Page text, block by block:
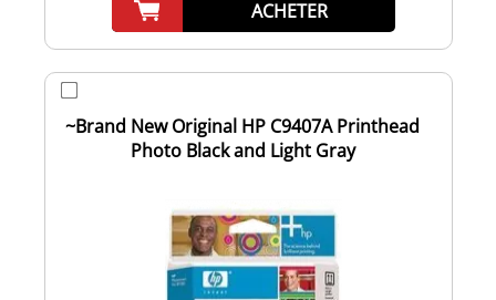
ACHETER
~Brand New Original HP C9407A Printhead
Photo Black and Light Gray